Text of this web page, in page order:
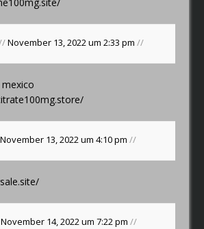
November 13, 2022 um 2:33 pm//
November 13, 2022 um 4:10 pm//
November 14, 2022 um 7:22 pm//